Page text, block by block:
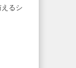
るシ